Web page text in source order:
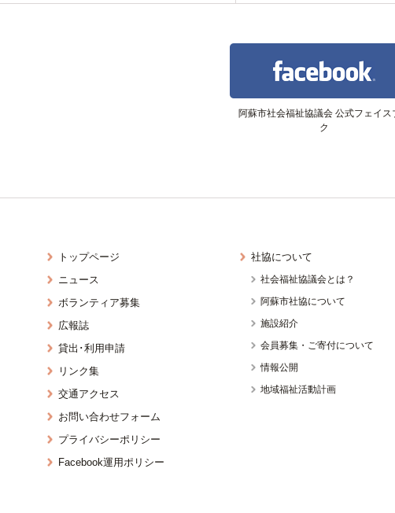
阿蘇市社会福祉協議会 公式フェイス
ク
トップページ
ニュース
ボランティア募集
広報誌
貸出･利用申請
リンク集
交通アクセス
お問い合わせフォーム
プライバシーポリシー
Facebook運用ポリシー
社協について
社会福祉協議会とは？
阿蘇市社協について
施設紹介
会員募集・ご寄付について
情報公開
地域福祉活動計画